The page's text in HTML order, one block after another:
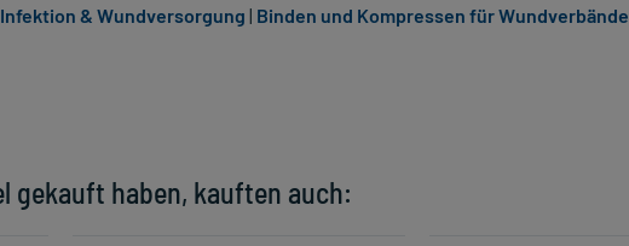
gekauft haben, kauften auch:
Infektion & Wundversorgung | Binden und Kompressen für Wundverbände